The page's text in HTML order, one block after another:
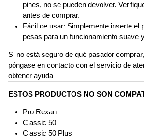
pines, no se pueden devolver.
antes de comprar.
Fácil de usar: Simplemente inserte el
pesas para un funcionamiento suave
Si no está seguro de qué pasador comprar,
póngase en contacto con el servicio de
obtener ayuda
ESTOS PRODUCTOS NO SON
Pro Rexan
Classic 50
Classic 50 Plus